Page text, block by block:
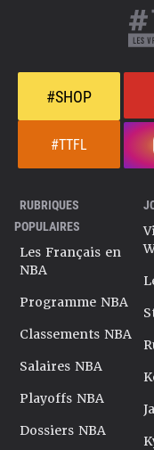
#SHOP
#TTFL
RUBRIQUES
POPULAIRES
Les Français en
NBA
Programme NBA
Classements NBA
Salaires NBA
Playoffs NBA
Dossiers NBA